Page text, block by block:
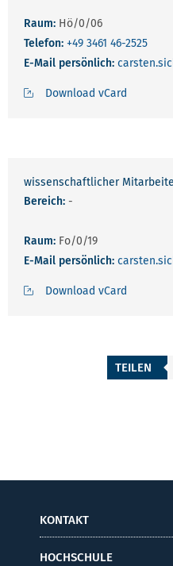
Raum: Hö/0/06
Telefon: +49 3461 46-2525
E-Mail persönlich:
Download vCard
wissenschaftlicher
Bereich: -
Raum: Fo/0/19
E-Mail persönlich:
Download vCard
TEILEN
KONTAKT
HOCHSCHULE